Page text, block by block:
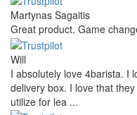
Martynas Sagaitis
Great product. Game
Will
I absolutely love 4barista. I
delivery box. I love that
utilize for lea ...